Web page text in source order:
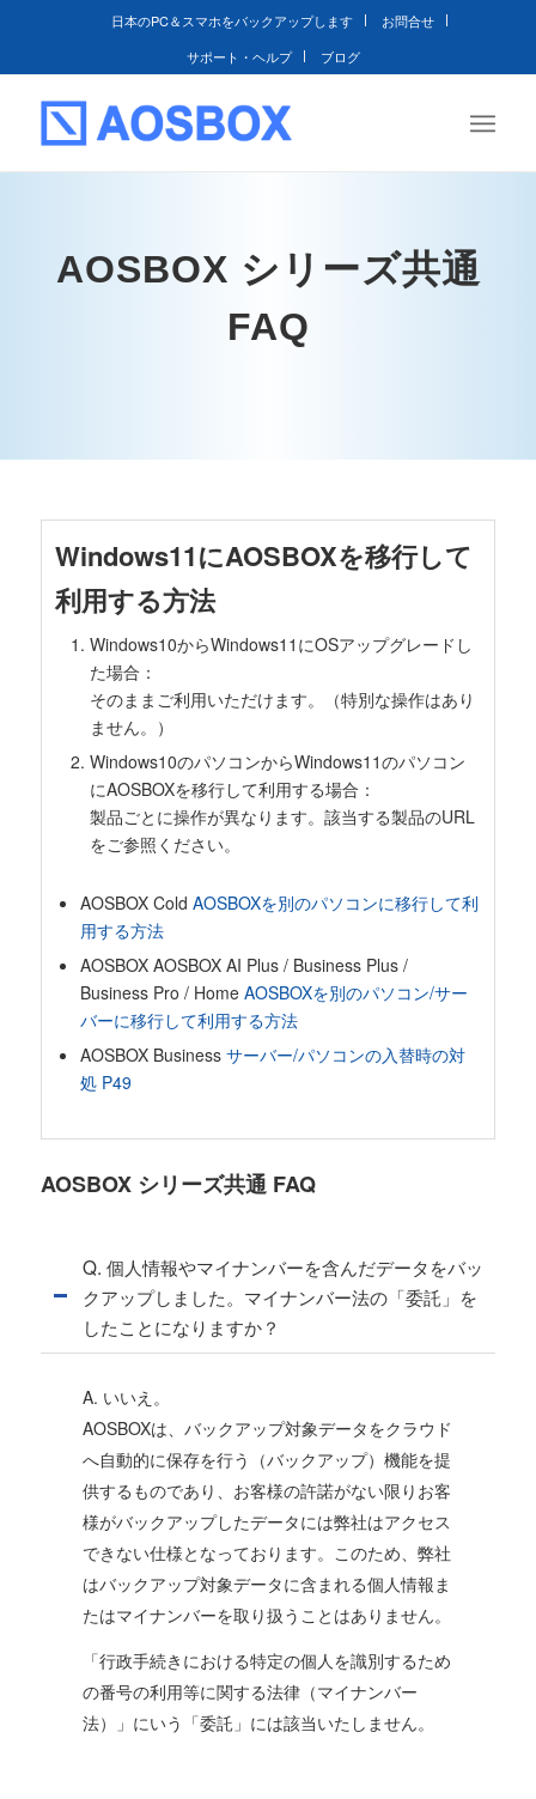
日本のPC＆スマホをバックアップします
お問合せ
サポート・ヘルプ
ブログ
AOSBOX シリーズ共通
FAQ
Windows11にAOSBOXを移行して
利用する方法
Windows10からWindows11にOSアップグレードし
た場合：
そのままご利用いただけます。（特別な操作はあり
ません。）
Windows10のパソコンからWindows11のパソコン
にAOSBOXを移行して利用する場合：
製品ごとに操作が異なります。該当する製品のURL
をご参照ください。
AOSBOX ColdAOSBOXを別のパソコンに移行して利
用する方法
AOSBOX AOSBOX AI Plus / Business Plus /
Business Pro / HomeAOSBOXを別のパソコン/サー
バーに移行して利用する方法
AOSBOX Businessサーバー/パソコンの入替時の対
処 P49
AOSBOX シリーズ共通 FAQ
Q. 個人情報やマイナンバーを含んだデータをバッ
クアップしました。マイナンバー法の「委託」を
したことになりますか？
A. いいえ。
AOSBOXは、バックアップ対象データをクラウド
へ自動的に保存を行う（バックアップ）機能を提
供するものであり、お客様の許諾がない限りお客
様がバックアップしたデータには弊社はアクセス
できない仕様となっております。このため、弊社
はバックアップ対象データに含まれる個人情報ま
たはマイナンバーを取り扱うことはありません。
「行政手続きにおける特定の個人を識別するため
の番号の利用等に関する法律（マイナンバー
法）」にいう「委託」には該当いたしません。